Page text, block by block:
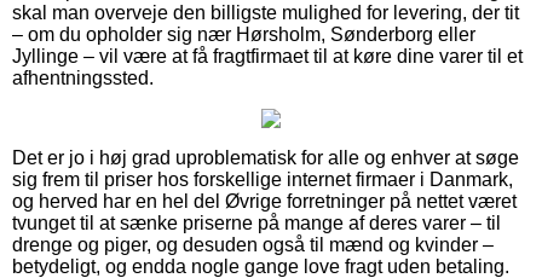
skal man overveje den billigste mulighed for levering, der tit
– om du opholder sig nær Hørsholm, Sønderborg eller
Jyllinge – vil være at få fragtfirmaet til at køre dine varer til et
afhentningssted.
Det er jo i høj grad uproblematisk for alle og enhver at søge
sig frem til priser hos forskellige internet firmaer i Danmark,
og herved har en hel del Øvrige forretninger på nettet været
tvunget til at sænke priserne på mange af deres varer – til
drenge og piger, og desuden også til mænd og kvinder –
betydeligt, og endda nogle gange love fragt uden betaling.